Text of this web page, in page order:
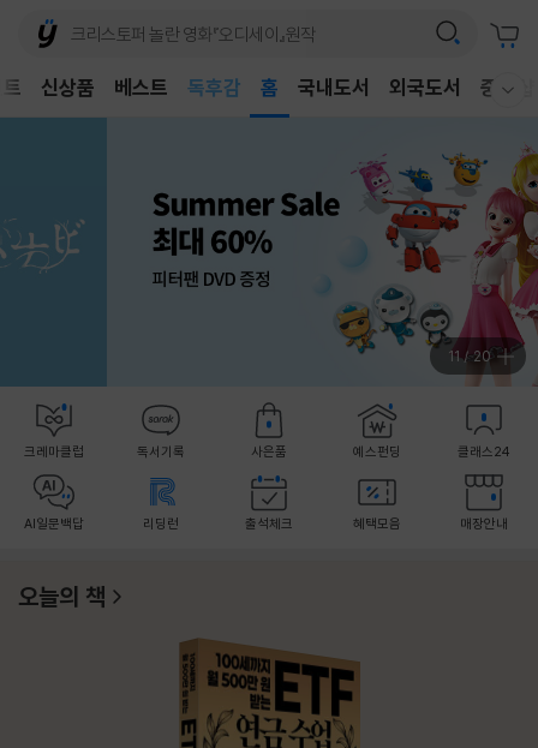
신상품 베스트
어린이
어린이
홈 국내도서 외국도서 중고샵
12/ 20
크레마클럽 독서기록 사은품 예스펀딩 클래스24
AI일문백답 리딩런 출석체크 혜택모음 매장안내
오늘의 책